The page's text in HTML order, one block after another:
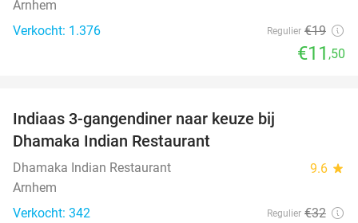
Arnhem
Verkocht: 1.376
Regulier €19
€11 ,50
Indiaas 3-gangendiner naar keuze bij
Dhamaka Indian Restaurant
Dhamaka Indian Restaurant 9.6 star
Arnhem
Verkocht: 342
Regulier €32